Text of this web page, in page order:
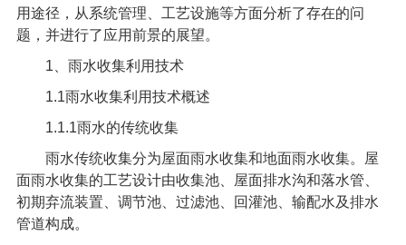
用途径，从系统管理、工艺设施等方面分析了存在的问
题，并进行了应用前景的展望。
1 、雨水收集利用技术
1.1雨水收集利用技术概述
1.1.1雨水的传统收集
雨水传统收集分为屋面雨水收集和地面雨水收集。屋
面雨水收集的工艺设计由收集池、屋面排水沟和落水管、
初期弃流装置、调节池、过滤池、回灌池、输配水及排水
管道构成。